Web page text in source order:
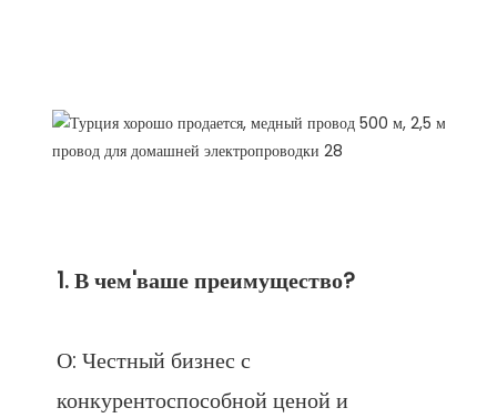
О: Честный бизнес с
конкурентоспособной ценой и